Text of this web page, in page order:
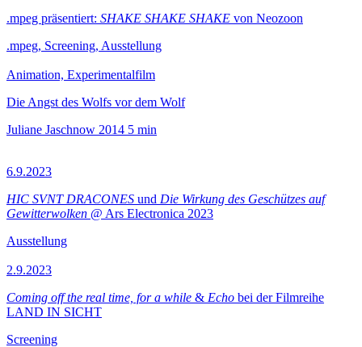
.mpeg präsentiert: SHAKE SHAKE SHAKE von Neozoon
.mpeg, Screening, Ausstellung
Animation, Experimentalfilm
Die Angst des Wolfs vor dem Wolf
Juliane Jaschnow 2014 5 min
6.9.2023
HIC SVNT DRACONES und Die Wirkung des Geschützes auf
Gewitterwolken @ Ars Electronica 2023
Ausstellung
2.9.2023
Coming off the real time, for a while & Echo bei der Filmreihe
LAND IN SICHT
Screening